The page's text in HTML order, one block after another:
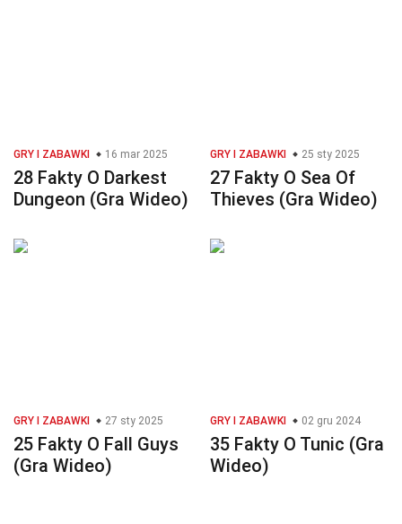
GRY I ZABAWKI 16 mar 2025
28 Fakty O Darkest
Dungeon (Gra Wideo)
GRY I ZABAWKI 25 sty 2025
27 Fakty O Sea Of
Thieves (Gra Wideo)
GRY I ZABAWKI 27 sty 2025
25 Fakty O Fall Guys
(Gra Wideo)
GRY I ZABAWKI 02 gru 2024
35 Fakty O Tunic (Gra
Wideo)